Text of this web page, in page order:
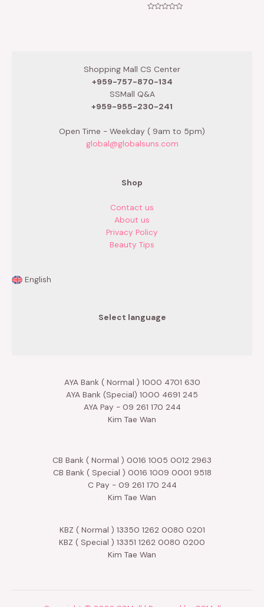
Shopping Mall CS Center
+959-757-870-134
SSMall Q&A
+959-955-230-241
Open Time - Weekday ( 9am to 5pm)
global@globalsuns.com
Shop
Contact us
About us
Privacy Policy
Beauty Tips
English
Select language
AYA Bank ( Normal ) 1000 4701 630
AYA Bank (Special) 1000 4691 245
AYA Pay - 09 261 170 244
Kim Tae Wan
CB Bank ( Normal ) 0016 1005 0012 2963
CB Bank ( Special ) 0016 1009 0001 9518
C Pay - 09 261 170 244
Kim Tae Wan
KBZ ( Normal ) 13350 1262 0080 0201
KBZ ( Special ) 13351 1262 0080 0200
Kim Tae Wan